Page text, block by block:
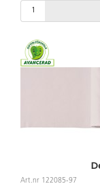
Art.nr 122085-97